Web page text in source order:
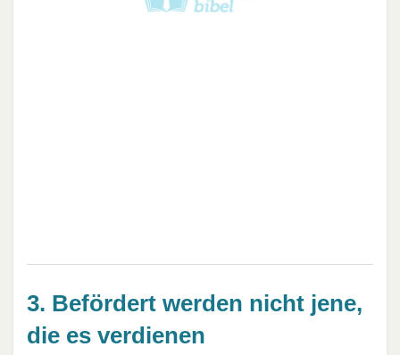
3. Befördert werden nicht jene,
die es verdienen